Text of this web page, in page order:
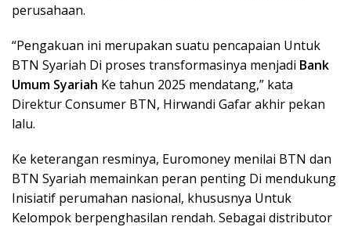
perusahaan.
“Pengakuan ini merupakan suatu pencapaian Untuk
BTN Syariah Di proses transformasinya menjadi Bank
Umum Syariah Ke tahun 2025 mendatang,” kata
Direktur Consumer BTN, Hirwandi Gafar akhir pekan
lalu.
Ke keterangan resminya, Euromoney menilai BTN dan
BTN Syariah memainkan peran penting Di mendukung
Inisiatif perumahan nasional, khususnya Untuk
Kelompok berpenghasilan rendah. Sebagai distributor